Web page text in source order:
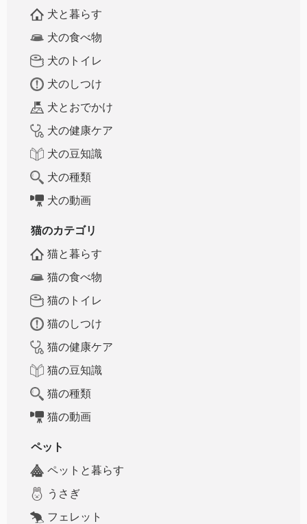
犬と暮らす
犬の食べ物
犬のトイレ
犬のしつけ
犬とおでかけ
犬の健康ケア
犬の豆知識
犬の種類
犬の動画
猫のカテゴリ
猫と暮らす
猫の食べ物
猫のトイレ
猫のしつけ
猫の健康ケア
猫の豆知識
猫の種類
猫の動画
ペット
ペットと暮らす
うさぎ
フェレット